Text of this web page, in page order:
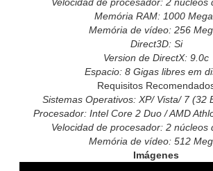
Memória RAM: 1000
Memória de vídeo: 256
Direct3D: Si
Version de DirectX: 9.0c
Espacio: 8 Gigas libres em
Requisitos
Sistemas Operativos: XP/ Vista/ 7 (32
Procesador: Intel Core 2 Duo / AMD
Velocidad de procesador: 2 núcleos
Memória de vídeo: 512
Imágenes